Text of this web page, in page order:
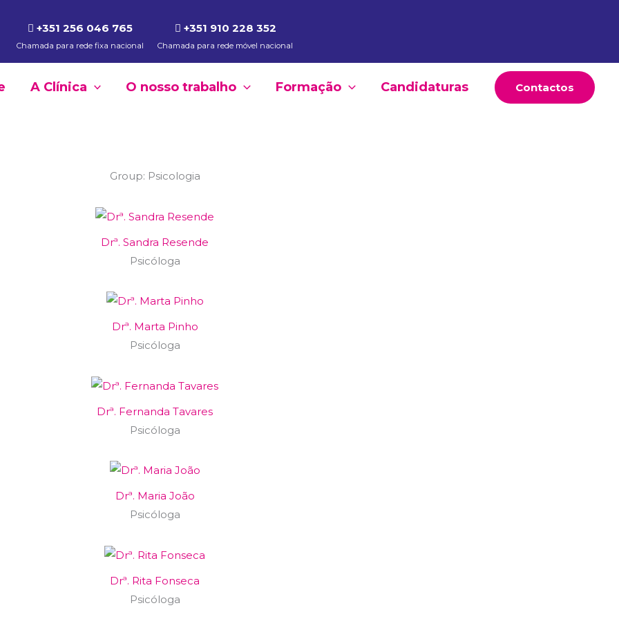
+351 256 046 765
Chamada para rede fixa nacional
+351 910 228 352
Chamada para rede móvel nacional
A Clínica O nosso trabalho Formação Candidaturas Contactos
Group: Psicologia
Drª. Sandra Resende
Psicóloga
Drª. Marta Pinho
Psicóloga
Drª. Fernanda Tavares
Psicóloga
Drª. Maria João
Psicóloga
Drª. Rita Fonseca
Psicóloga